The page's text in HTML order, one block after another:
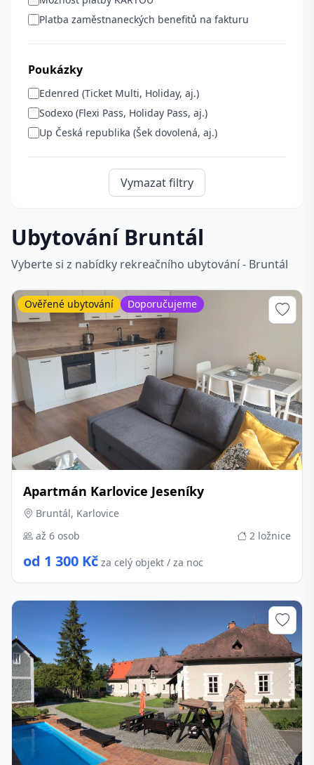
Platba zaměstnaneckých benefitů na fakturu
Poukázky
Edenred (Ticket Multi, Holiday, aj.)
Sodexo (Flexi Pass, Holiday Pass, aj.)
Up Česká republika (Šek dovolená, aj.)
Vymazat filtry
Ubytování Bruntál
Vyberte si z nabídky rekreačního ubytování - Bruntál
Apartmán Karlovice Jeseníky
Bruntál, Karlovice
až 6 osob
2 ložnice
od 1 300 Kč za celý objekt / za noc
Ověřené ubytování Doporučujeme